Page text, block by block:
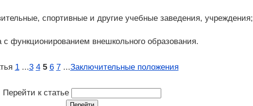
спортивные и другие учебные заведения, учреждения;
функционированием внешкольного образования.
1 ...3 4 5 6 7 ...Заключительные положения
Перейти к статье